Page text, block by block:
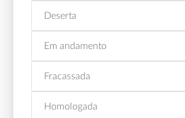
Deserta
Em andamento
Fracassada
Homologada